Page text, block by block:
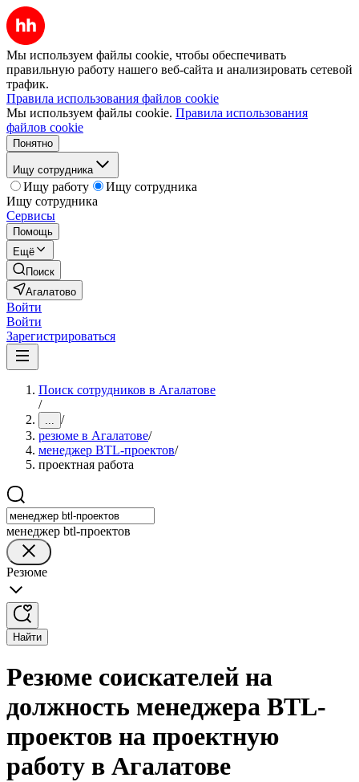
Мы используем файлы cookie, чтобы обеспечивать
правильную работу нашего веб-сайта и анализировать сетевой
трафик.
Правила использования файлов cookie
Мы используем файлы cookie. Правила использования
файлов cookie
Понятно
Ищу сотрудника
Ищу работу
Ищу сотрудника
Ищу сотрудника
Сервисы
Помощь
Ещё
Поиск
Агалатово
Войти
Войти
Зарегистрироваться
Поиск сотрудников в Агалатове
/
... /
резюме в Агалатове/
менеджер BTL-проектов/
проектная работа
менеджер btl-проектов
Резюме
Найти
Резюме соискателей на
должность менеджера BTL-
проектов на проектную
работу в Агалатове